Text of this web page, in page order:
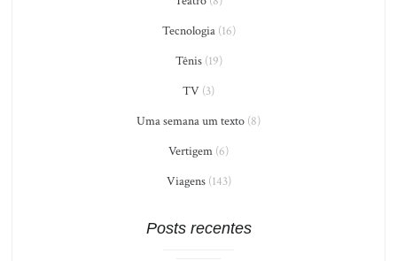
Tecnologia(16)
Tênis(19)
TV (3)
Uma semana um texto (8)
Vertigem (6)
Viagens(143)
Posts recentes